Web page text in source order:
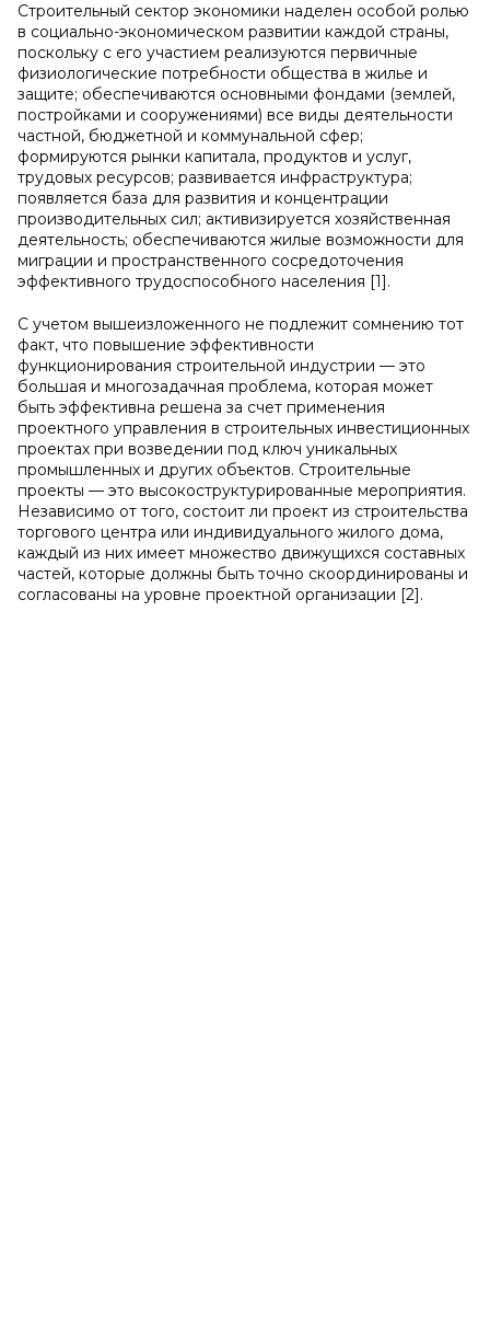
Строительный сектор экономики наделен особой ролью
в социально-экономическом развитии каждой страны,
поскольку с его участием реализуются первичные
физиологические потребности общества в жилье и
защите; обеспечиваются основными фондами (землей,
постройками и сооружениями) все виды деятельности
частной, бюджетной и коммунальной сфер;
формируются рынки капитала, продуктов и услуг,
трудовых ресурсов; развивается инфраструктура;
появляется база для развития и концентрации
производительных сил; активизируется хозяйственная
деятельность; обеспечиваются жилые возможности для
миграции и пространственного сосредоточения
эффективного трудоспособного населения [1].
С учетом вышеизложенного не подлежит сомнению тот
факт, что повышение эффективности
функционирования строительной индустрии — это
большая и многозадачная проблема, которая может
быть эффективна решена за счет применения
проектного управления в строительных инвестиционных
проектах при возведении под ключ уникальных
промышленных и других объектов. Строительные
проекты — это высокоструктурированные мероприятия.
Независимо от того, состоит ли проект из строительства
торгового центра или индивидуального жилого дома,
каждый из них имеет множество движущихся составных
частей, которые должны быть точно скоординированы и
согласованы на уровне проектной организации [2].